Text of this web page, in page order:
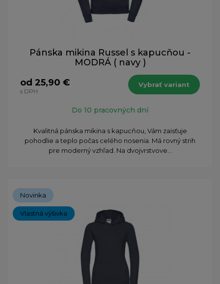
Pánska mikina Russel s kapucňou -
MODRÁ ( navy )
od 25,90 €
s DPH
Vybrať variant
Do 10 pracovných dní
Kvalitná pánska mikina s kapucňou, Vám zaisťuje
pohodlie a teplo počas celého nosenia. Má rovný strih
pre moderný vzhľad. Na dvojvrstvove...
Novinka
Vlastná výšivka